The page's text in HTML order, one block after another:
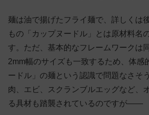
麺は油で揚げたフライ麺で、詳しくは
もの「カップヌードル」とは原材料名
す。ただ、基本的なフレームワークは
2mm幅のサイズも一致するため、体感
ードル」の麺という認識で問題なさそ
肉、エビ、スクランブルエッグなど、
る具材も踏襲されているのですが——